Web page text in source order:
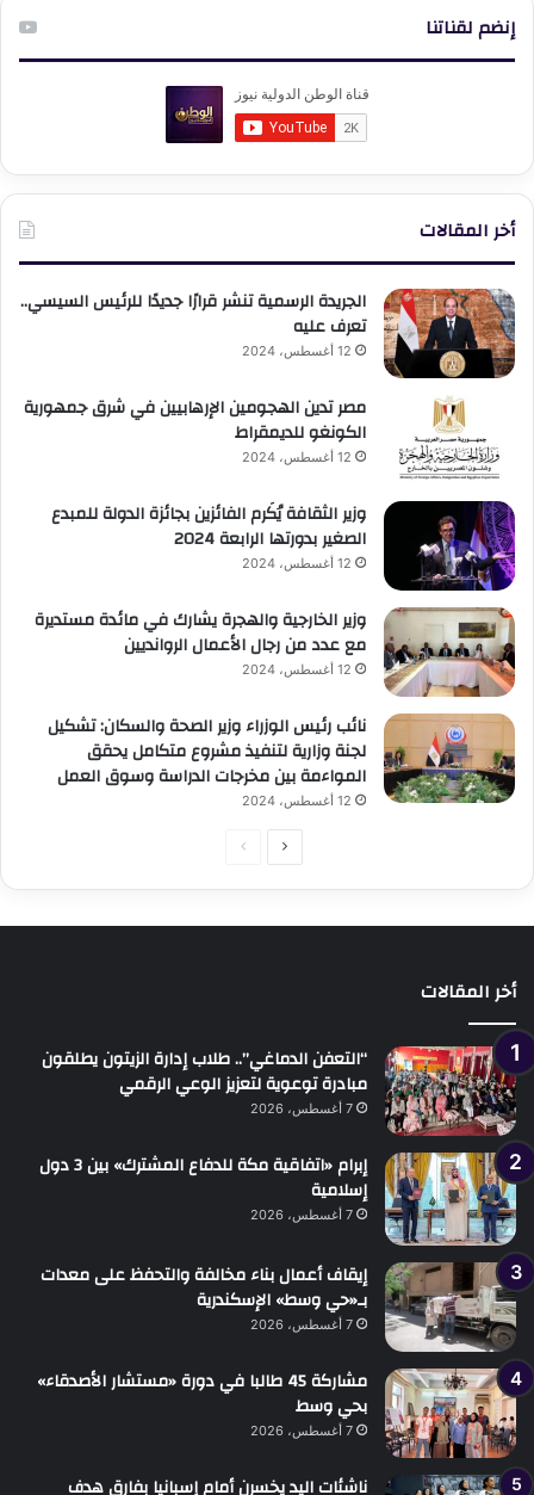
إنضم لقناتنا
أخر المقالات
الجريدة الرسمية تنشر قرارًا جديدًا للرئيس السيسي..
تعرف عليه
12 أغسطس، 2024
مصر تدين الهجومين الإرهابيين في شرق جمهورية
الكونغو للديمقراط
12 أغسطس، 2024
وزير الثقافة يُكَرم الفائزين بجائزة الدولة للمبدع
الصغير بدورتها الرابعة 2024
12 أغسطس، 2024
وزير الخارجية والهجرة يشارك في مائدة مستديرة
مع عدد من رجال الأعمال الروانديين
12 أغسطس، 2024
نائب رئيس الوزراء وزير الصحة والسكان: تشكيل
لجنة وزارية لتنفيذ مشروع متكامل يحقق
المواءمة بين مخرجات الدراسة وسوق العمل
12 أغسطس، 2024
الصفحةالصفحة
أخر المقالات
“التعفن الدماغي”.. طلاب إدارة الزيتون يطلقون
مبادرة توعوية لتعزيز الوعي الرقمي
7 أغسطس، 2026
إبرام «اتفاقية مكة للدفاع المشترك» بين 3 دول
إسلامية
7 أغسطس، 2026
إيقاف أعمال بناء مخالفة والتحفظ على معدات
بـ«حي وسط» الإسكندرية
7 أغسطس، 2026
مشاركة 45 طالبا في دورة «مستشار الأصدقاء»
بحي وسط
7 أغسطس، 2026
ناشئات اليد يخسرن أمام إسبانيا بفارق هدف